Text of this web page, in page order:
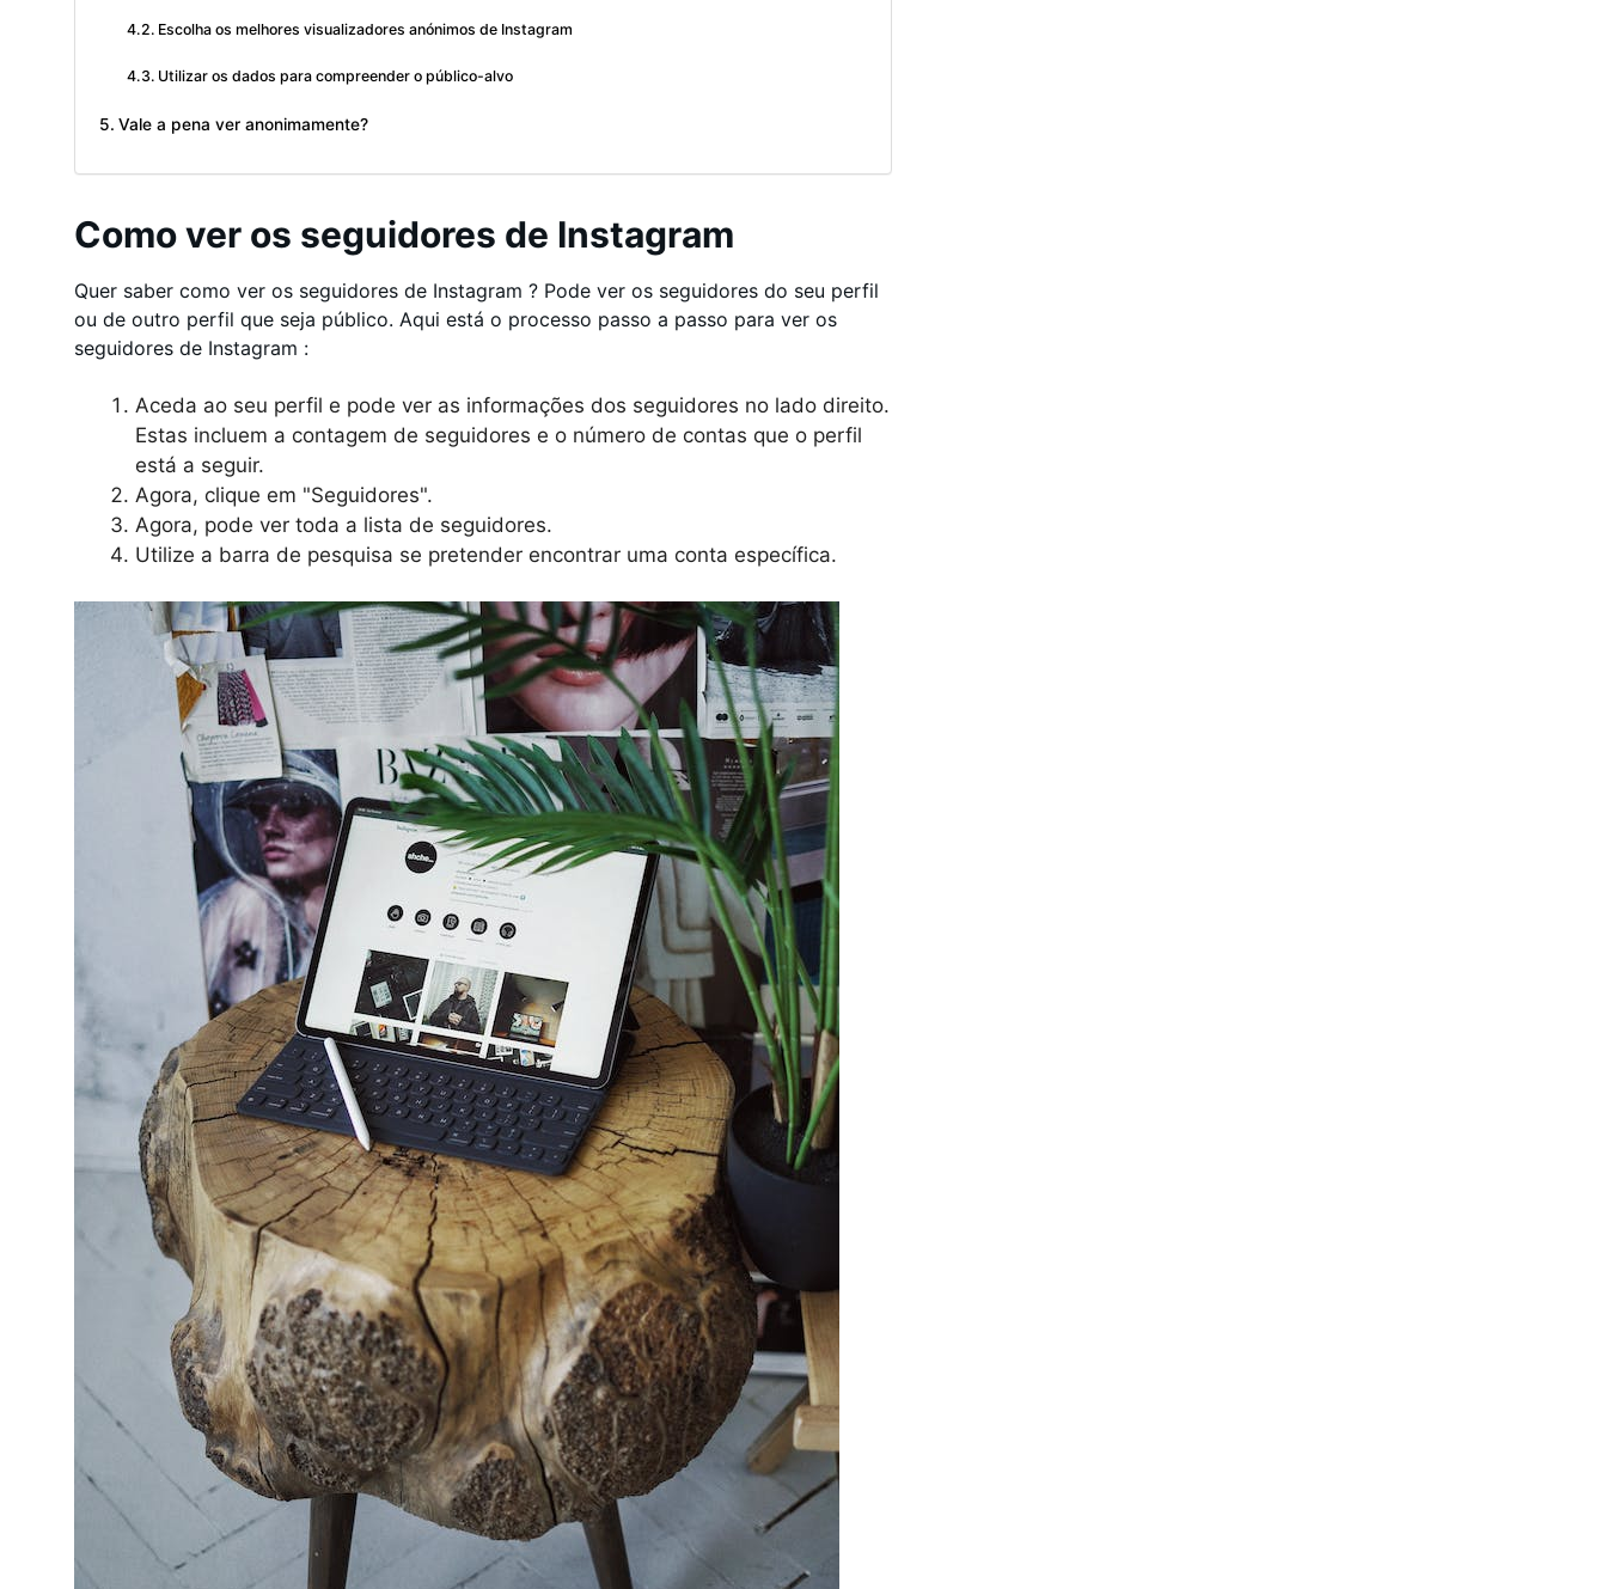
Escolha os melhores visualizadores anónimos de Instagram
Utilizar os dados para compreender o público-alvo
Vale a pena ver anonimamente?
Como ver os seguidores de Instagram
Quer saber como ver os seguidores de Instagram ? Pode ver os seguidores do seu perfil
ou de outro perfil que seja público. Aqui está o processo passo a passo para ver os
seguidores de Instagram :
Aceda ao seu perfil e pode ver as informações dos seguidores no lado direito.
Estas incluem a contagem de seguidores e o número de contas que o perfil
está a seguir.
Agora, clique em "Seguidores".
Agora, pode ver toda a lista de seguidores.
Utilize a barra de pesquisa se pretender encontrar uma conta específica.